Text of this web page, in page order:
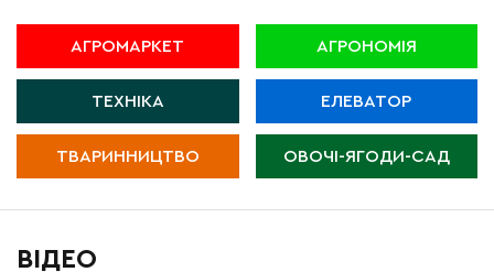
АГРОМАРКЕТ АГРОНОМІЯ
ТЕХНІКА ЕЛЕВАТОР
ТВАРИННИЦТВО ОВОЧІ-ЯГОДИ-САД
ВІДЕО